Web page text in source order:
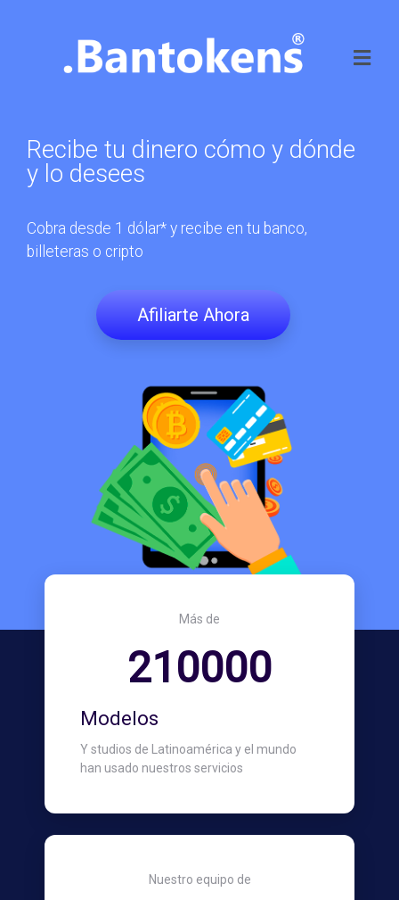
Recibe tu dinero cómo y dónde
y lo desees
Cobra desde 1 dólar* y recibe en tu banco,
billeteras o cripto
Afiliarte Ahora
Más de
210000
Modelos
Y studios de Latinoamérica y el mundo
han usado nuestros servicios
Nuestro equipo de